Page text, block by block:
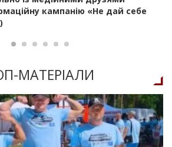
кампанію «Не дай себе
МАТЕРIАЛИ